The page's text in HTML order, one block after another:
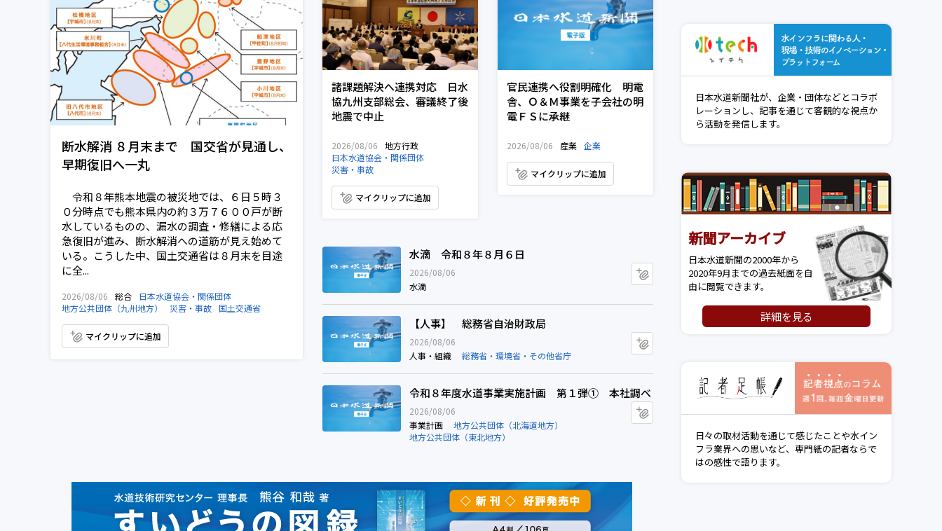
断水解消 ８月末まで 国交省が見通し、
早期復旧へ一丸
令和８年熊本地震の被災地では、６日５時３
０分時点でも熊本県内の約３万７６００戸が断
水しているものの、漏水の調査・修繕による応
急復旧が進み、断水解消への道筋が見え始めて
いる。こうした中、国土交通省は８月末を目途
に全...
2026/08/06 総合
日本水道協会・関係団体
地方公共団体（九州地方）
災害・事故 国土交通省
マイクリップに追加
諸課題解決へ連携対応 日水
協九州支部総会、審議終了後
地震で中止
2026/08/06
地方行政
日本水道協会・関係団体
災害・事故
マイクリップに追加
官民連携へ役割明確化 明電
舎、Ｏ＆Ｍ事業を子会社の明
電ＦＳに承継
2026/08/06 産業 企業
マイクリップに追加
水滴 令和８年８月６日
水滴 令和８年８月６日
2026/08/06
水滴
マイクリップに追加
【人事】 総務省自治財政局
【人事】 総務省自治財政局
2026/08/06
人事・組織
総務省・環境省・その他省庁
令和８年度水道事業実施計画 第１弾① 本社調べ
令和８年度水道事業実施計画 第１弾① 本社調べ
2026/08/06
事業計画
地方公共団体（北海道地方）
地方公共団体（東北地方）
日本水道新聞社が、企業・団体などとコラボ
レーションし、記事を通じて客観的な視点か
ら活動を発信します。
新聞アーカイブ
日本水道新聞の2000年から
2020年9月までの過去紙面を自
由に閲覧できます。
詳細を見る
日々の取材活動を通じて感じたことや水イン
フラ業界への思いなど、専門紙の記者ならで
はの感性で語ります。